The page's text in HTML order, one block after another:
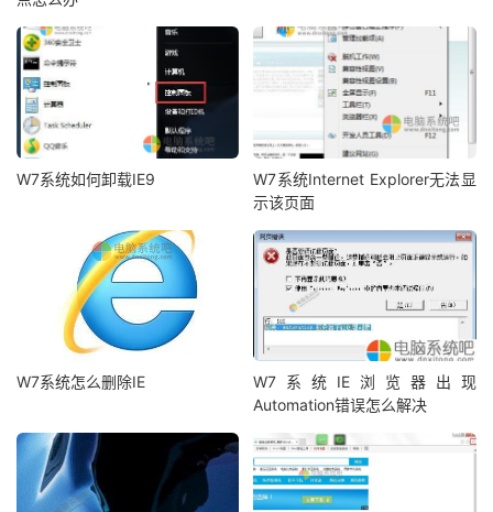
W7系统如何卸载IE9
W7系统Internet Explorer无法显
示该页面
W7系统怎么删除IE
W7系统IE浏览器出现
Automation错误怎么解决